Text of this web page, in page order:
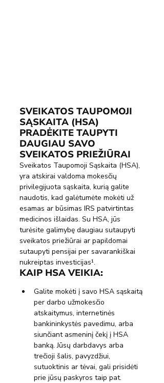
SVEIKATOS TAUPOMOJI
SĄSKAITA (HSA)
PRADĖKITE TAUPYTI
DAUGIAU SAVO
SVEIKATOS PRIEŽIŪRAI
Sveikatos Taupomoji Sąskaita (HSA),
yra atskirai valdoma mokesčių
privilegijuota sąskaita, kurią galite
naudotis, kad galėtumėte mokėti už
esamas ar būsimas IRS patvirtintas
medicinos išlaidas. Su HSA, jūs
turėsite galimybę daugiau sutaupyti
sveikatos priežiūrai ar papildomai
sutaupyti pensijai per savarankiškai
nukreiptas investicijas¹.
KAIP HSA VEIKIA:
Galite mokėti į savo HSA sąskaitą
per darbo užmokesčio
atskaitymus, internetinės
bankininkystės pavedimu, arba
siunčiant asmeninį čekį į HSA
banką. Jūsų darbdavys arba
trečioji šalis, pavyzdžiui,
sutuoktinis ar tėvai, gali prisidėti
prie jūsų paskyros taip pat.